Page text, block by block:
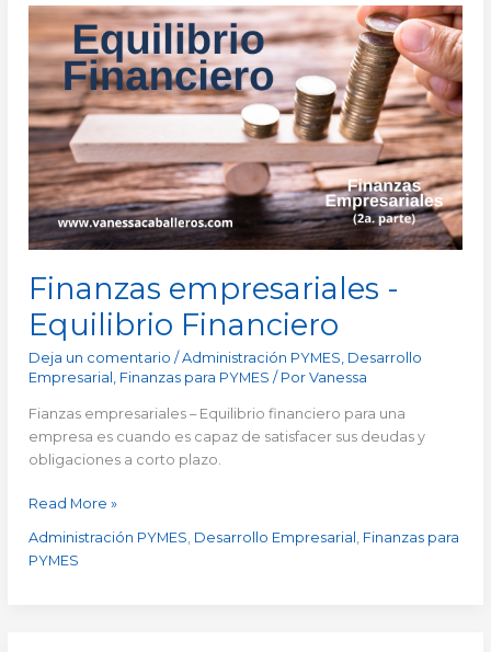
Finanzas empresariales -
Equilibrio Financiero
Deja un comentario /Administración PYMES, Desarrollo
Empresarial , Finanzas para PYMES / PorVanessa
Fianzas empresariales – Equilibrio financiero para una
empresa es cuando es capaz de satisfacer sus deudas y
obligaciones a corto plazo.
Finanzas
empresariales
Equilibrio
Financiero
Read More »
Administración PYMES, Desarrollo Empresarial , Finanzas para
PYMES